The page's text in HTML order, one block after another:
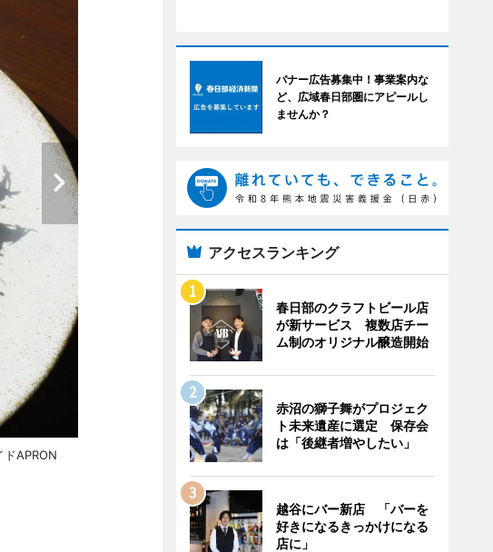
APRON
バナー広告募集中！事業案内な
ど、広域春日部圏にアピールし
ませんか？
アクセスランキング
春日部のクラフトビール店
が新サービス 複数店チー
ム制のオリジナル醸造開始
赤沼の獅子舞がプロジェク
ト未来遺産に選定 保存会
は「後継者増やしたい」
越谷にバー新店 「バーを
好きになるきっかけになる
店に」